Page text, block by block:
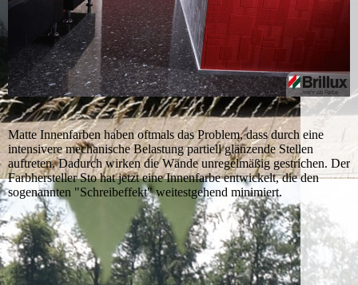
Matte Innenfarben haben oftmals das Problem, dass durch eine
intensivere mechanische Belastung partiell glänzende Stellen
auftreten. Dadurch wirken die Wände unregelmäßig gestrichen. Der
Farbhersteller Sto hat jetzt eine Innenfarbe entwickelt, die den
sogenannten "Schreibeffekt" weitestgehend minimiert.